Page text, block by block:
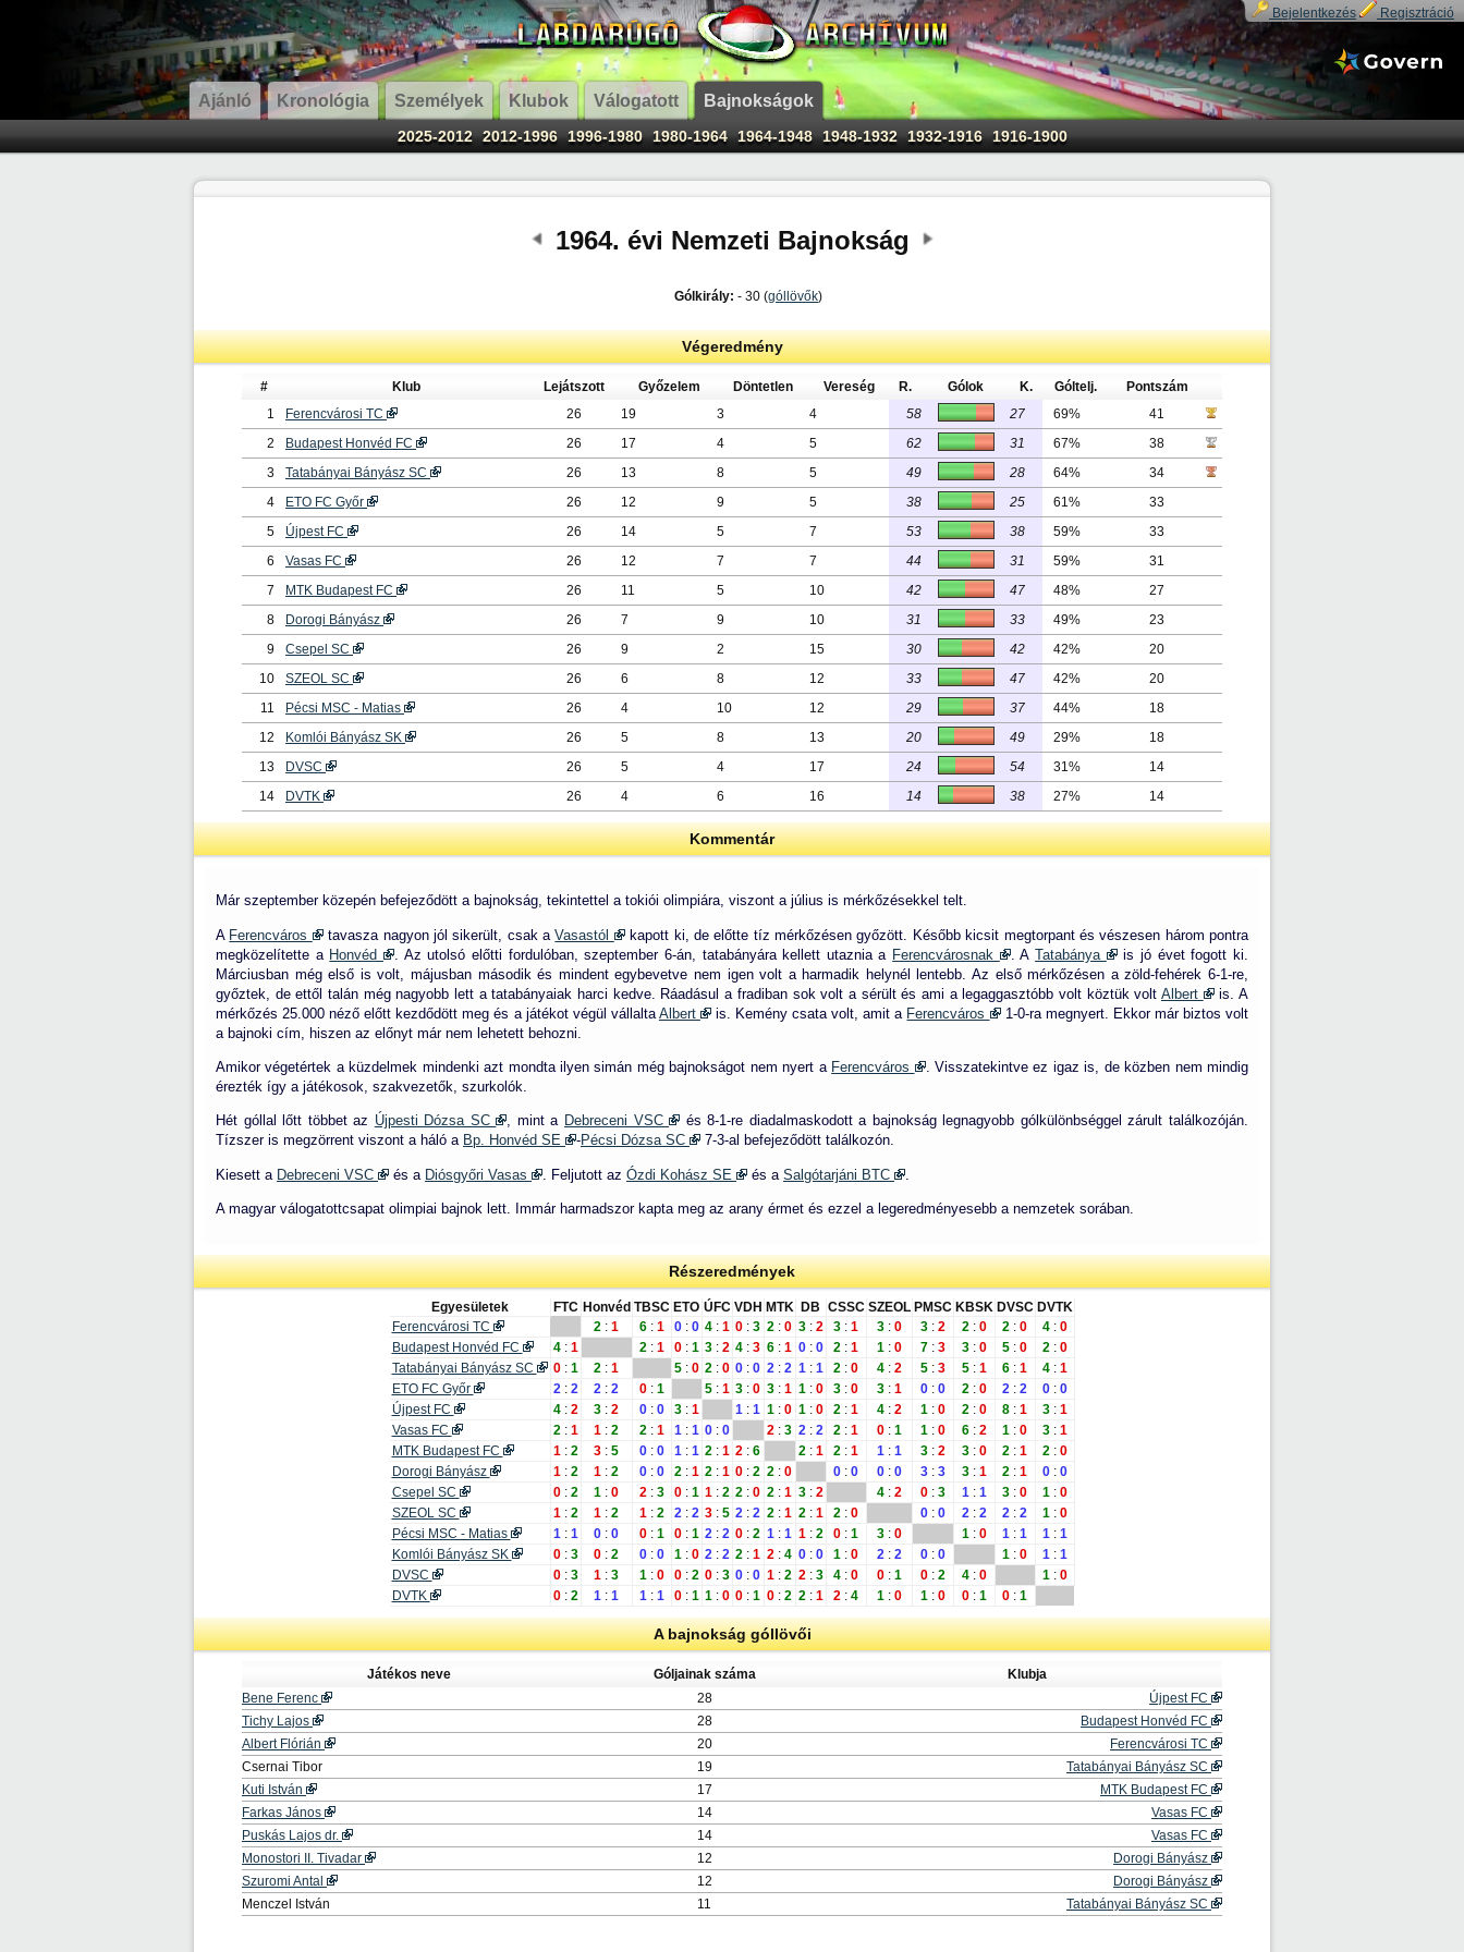
Bejelentkezés Regisztráció
Ajánló Kronológia Személyek Klubok Válogatott Bajnokságok
2025-2012 2012-1996 1996-1980 1980-1964 1964-1948 1948-1932 1932-1916 1916-1900
1964. évi Nemzeti Bajnokság
Gólkirály: - 30 (góllövők)
Végeredmény
# Klub Lejátszott Győzelem Döntetlen Vereség R. Gólok K. Góltelj.
Pontszám
1
Ferencvárosi TC 26 19 3 4 58 27 69%
41
2
Budapest Honvéd FC 26 17 4 5 62 31 67%
38
3
Tatabányai Bányász SC 26 13 8 5 49 28 64%
34
4
ETO FC Győr 26 12 9 5 38 25 61%
33
5
Újpest FC 26 14 5 7 53 38 59%
33
6
Vasas FC 26 12 7 7 44 31 59%
31
7
MTK Budapest FC 26 11 5 10 42 47 48%
27
8
Dorogi Bányász 26 7 9 10 31 33 49%
23
9
Csepel SC 26 9 2 15 30 42 42%
20
10
SZEOL SC 26 6 8 12 33 47 42%
20
11
Pécsi MSC - Matias 26 4 10 12 29 37 44%
18
12
Komlói Bányász SK 26 5 8 13 20 49 29%
18
13
DVSC 26 5 4 17 24 54 31%
14
14
DVTK 26 4 6 16 14 38 27% 14
Kommentár
Már szeptember közepén befejeződött a bajnokság, tekintettel a tokiói olimpiára, viszont a július is mérkőzésekkel telt.
A Ferencváros tavasza nagyon jól sikerült, csak aVasastól
kapott ki, de előtte tíz mérkőzésen győzött. Később kicsit megtorpant és vészesen három pontra
megközelítette a Honvéd . Az utolsó előtti fordulóban, szeptember 6-án, tatabányára kellett utaznia a Ferencvárosnak . ATatabánya
is jó évet fogott ki.
Márciusban még első is volt, májusban második és mindent egybevetve nem igen volt a harmadik helynél lentebb. Az első mérkőzésen a zöld-fehérek 6-1-re,
győztek, de ettől talán még nagyobb lett a tatabányaiak harci kedve. Ráadásul a fradiban sok volt a sérült és ami a legaggasztóbb volt köztük volt Albert
is. A
mérkőzés 25.000 néző előtt kezdődött meg és a játékot végül vállalta Albert is. Kemény csata volt, amit a Ferencváros
1-0-ra megnyert. Ekkor már biztos volt
a bajnoki cím, hiszen az előnyt már nem lehetett behozni.
Amikor végetértek a küzdelmek mindenki azt mondta ilyen simán még bajnokságot nem nyert a Ferencváros
. Visszatekintve ez igaz is, de közben nem mindig
érezték így a játékosok, szakvezetők, szurkolók.
Hét góllal lőtt többet az Újpesti Dózsa SC , mint a Debreceni VSC
és 8-1-re diadalmaskodott a bajnokság legnagyobb gólkülönbséggel zárult találkozóján.
Tízszer is megzörrent viszont a háló a Bp. Honvéd SE -Pécsi Dózsa SC 7-3-al befejeződött találkozón.
Kiesett a Debreceni VSC és a Diósgyőri Vasas . Feljutott az Ózdi Kohász SE és a Salgótarjáni BTC
A magyar válogatottcsapat olimpiai bajnok lett. Immár harmadszor kapta meg az arany érmet és ezzel a legeredményesebb a nemzetek sorában.
Részeredmények
Egyesületek FTC Honvéd TBSC ETO ÚFC VDH MTK DB CSSC SZEOL PMSC KBSK DVSC DVTK
Ferencvárosi TC
2 : 1 6 : 1 0 : 0 4 : 1 0 : 3 2 : 0 3 : 2 3 : 1 3 : 0 3 : 2 2 : 0 2 : 0 4 : 0
Budapest Honvéd FC
4 : 1 2 : 1 0 : 1 3 : 2 4 : 3 6 : 1 0 : 0 2 : 1 1 : 0 7 : 3 3 : 0 5 : 0 2 : 0
Tatabányai Bányász SC
0 : 1 2 : 1 5 : 0 2 : 0 0 : 0 2 : 2 1 : 1 2 : 0 4 : 2 5 : 3 5 : 1 6 : 1 4 : 1
ETO FC Győr
2 : 2 2 : 2 0 : 1 5 : 1 3 : 0 3 : 1 1 : 0 3 : 0 3 : 1 0 : 0 2 : 0 2 : 2 0 : 0
Újpest FC
4 : 2 3 : 2 0 : 0 3 : 1 1 : 1 1 : 0 1 : 0 2 : 1 4 : 2 1 : 0 2 : 0 8 : 1 3 : 1
Vasas FC
2 : 1 1 : 2 2 : 1 1 : 1 0 : 0 2 : 3 2 : 2 2 : 1 0 : 1 1 : 0 6 : 2 1 : 0 3 : 1
MTK Budapest FC
1 : 2 3 : 5 0 : 0 1 : 1 2 : 1 2 : 6 2 : 1 2 : 1 1 : 1 3 : 2 3 : 0 2 : 1 2 : 0
Dorogi Bányász
1 : 2 1 : 2 0 : 0 2 : 1 2 : 1 0 : 2 2 : 0 0 : 0 0 : 0 3 : 3 3 : 1 2 : 1 0 : 0
Csepel SC
0 : 2 1 : 0 2 : 3 0 : 1 1 : 2 2 : 0 2 : 1 3 : 2 4 : 2 0 : 3 1 : 1 3 : 0 1 : 0
SZEOL SC
1 : 2 1 : 2 1 : 2 2 : 2 3 : 5 2 : 2 2 : 1 2 : 1 2 : 0 0 : 0 2 : 2 2 : 2 1 : 0
Pécsi MSC - Matias
1 : 1 0 : 0 0 : 1 0 : 1 2 : 2 0 : 2 1 : 1 1 : 2 0 : 1 3 : 0 1 : 0 1 : 1 1 : 1
Komlói Bányász SK
0 : 3 0 : 2 0 : 0 1 : 0 2 : 2 2 : 1 2 : 4 0 : 0 1 : 0 2 : 2 0 : 0 1 : 0 1 : 1
DVSC
0 : 3 1 : 3 1 : 0 0 : 2 0 : 3 0 : 0 1 : 2 2 : 3 4 : 0 0 : 1 0 : 2 4 : 0 1 : 0
DVTK
0 : 2 1 : 1 1 : 1 0 : 1 1 : 0 0 : 1 0 : 2 2 : 1 2 : 4 1 : 0 1 : 0 0 : 1 0 : 1
A bajnokság góllövői
Játékos neve Góljainak száma
Klubja
Bene Ferenc
28
Újpest FC
Tichy Lajos
28
Budapest Honvéd FC
Albert Flórián
20
Ferencvárosi TC
Csernai Tibor
19
Tatabányai Bányász SC
Kuti István
17
MTK Budapest FC
Farkas János
14
Vasas FC
Puskás Lajos dr.
14
Vasas FC
Monostori II. Tivadar
12
Dorogi Bányász
Szuromi Antal
12
Dorogi Bányász
Menczel István
11 Tatabányai Bányász SC